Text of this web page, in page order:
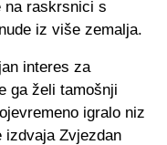
na raskrsnici s
iz više zemalja.
interes za
ga želi tamošnji
igralo niz
izdvaja Zvjezdan